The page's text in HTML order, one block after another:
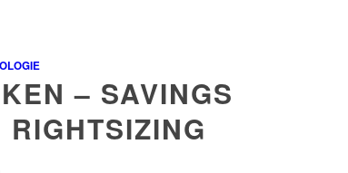
– SAVINGS